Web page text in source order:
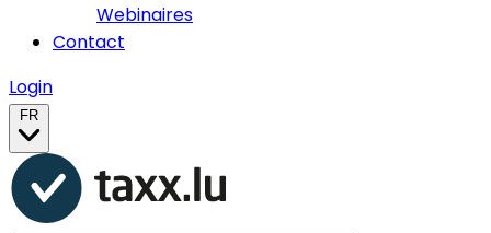
Webinaires
Contact
Login
FR